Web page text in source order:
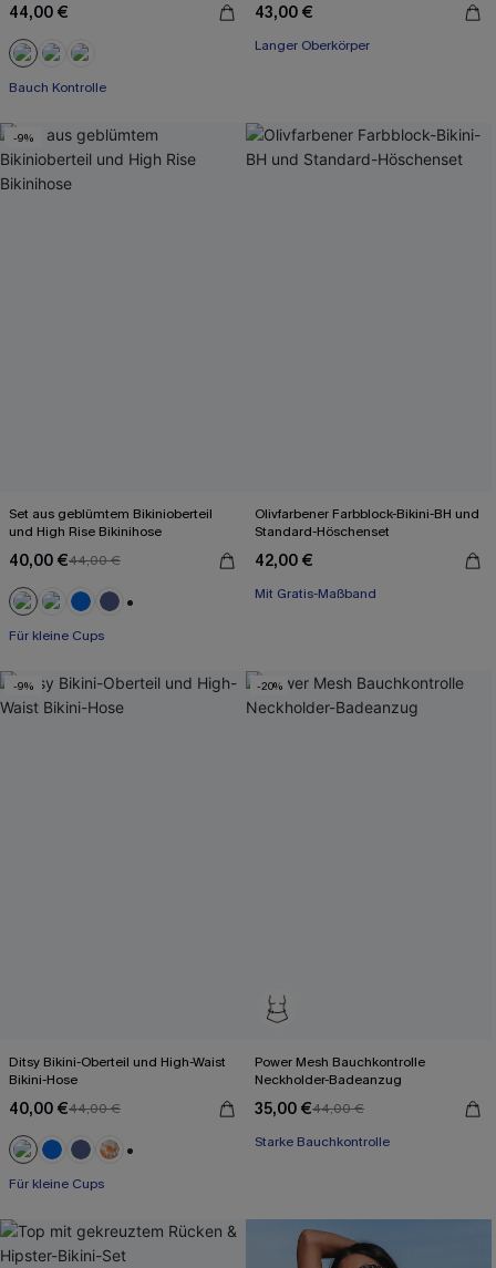
44,00 €
Bauch Kontrolle
43,00 €
Langer Oberkörper
-9%
Set aus geblümtem Bikinioberteil
und High Rise Bikinihose
40,00 €44,00 €
Für kleine Cups
Olivfarbener Farbblock-Bikini-BH und
Standard-Höschenset
42,00 €
Mit Gratis-Maßband
-9%
Ditsy Bikini-Oberteil und High-Waist
Bikini-Hose
40,00 €44,00 €
Für kleine Cups
-20%
Power Mesh Bauchkontrolle
Neckholder-Badeanzug
35,00 €44,00 €
Starke Bauchkontrolle